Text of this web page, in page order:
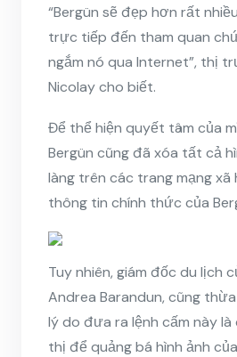
“Bergün sẽ đẹp hơn rất
trực tiếp đến tham quan
ngắm nó qua Internet”, thị
Nicolay cho biết.
Để thể hiện quyết tâm của
Bergün cũng đã xóa tất cả
làng trên các trang mạng xã
thông tin chính thức của
Tuy nhiên, giám đốc du lịch
Andrea Barandun, cũng
lý do đưa ra lệnh cấm này
thị để quảng bá hình ảnh